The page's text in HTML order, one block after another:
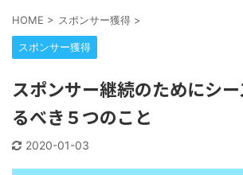
HOME > スポンサー獲得 >
スポンサー獲得
スポンサー継続のためにシ
るべき５つのこと
2020-01-03